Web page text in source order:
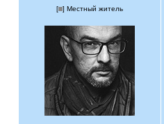
[ ] Местный житель